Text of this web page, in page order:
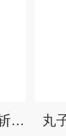
全自动鲜肉斩拌机价格 斩拌设备 丸